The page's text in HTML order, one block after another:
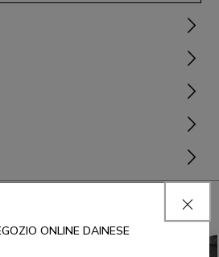
ONLINE DAINESE